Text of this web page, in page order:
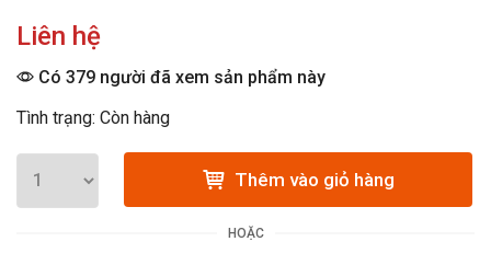
Liên hệ
Có 379 người đã xem sản phẩm này
Tình trạng: Còn hàng
Thêm vào giỏ hàng
HOẶC